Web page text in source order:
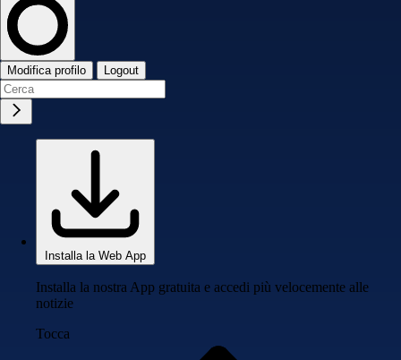
Modifica profilo Logout
Installa la Web App
Installa la nostra App gratuita e accedi più velocemente alle
notizie
Tocca